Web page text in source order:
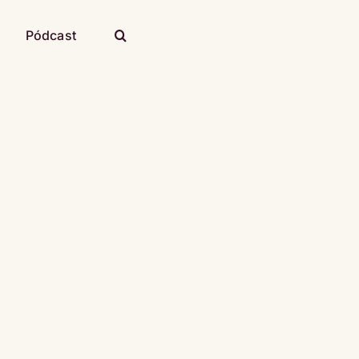
Pódcast